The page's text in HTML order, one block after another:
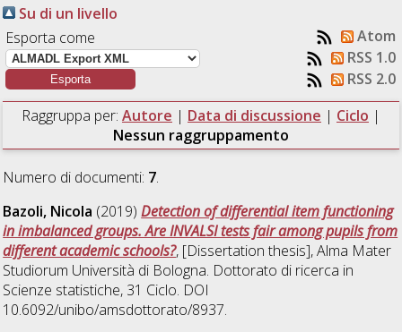
Su di un livello
Esporta come
Atom
RSS 1.0
RSS 2.0
Raggruppa per: Autore | Data di discussione | Ciclo |
Nessun raggruppamento
Numero di documenti: 7.
Bazoli, Nicola (2019)Detection of differential item functioning
in imbalanced groups. Are INVALSI tests fair among pupils from
different academic schools?, [Dissertation thesis], Alma Mater
Studiorum Università di Bologna. Dottorato di ricerca in
Scienze statistiche, 31 Ciclo. DOI
10.6092/unibo/amsdottorato/8937.